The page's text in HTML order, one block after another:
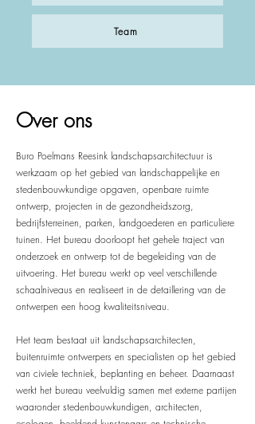
Team
Over ons
Buro Poelmans Reesink landschapsarchitectuur is
werkzaam op het gebied van landschappelijke en
stedenbouwkundige opgaven, openbare ruimte
ontwerp, projecten in de gezondheidszorg,
bedrijfsterreinen, parken, landgoederen en particuliere
tuinen. Het bureau doorloopt het gehele traject van
onderzoek en ontwerp tot de begeleiding van de
uitvoering. Het bureau werkt op veel verschillende
schaalniveaus en realiseert in de detaillering van de
ontwerpen een hoog kwaliteitsniveau.
Het team bestaat uit landschapsarchitecten,
buitenruimte ontwerpers en specialisten op het gebied
van civiele techniek, beplanting en beheer. Daarnaast
werkt het bureau veelvuldig samen met externe partijen
waaronder stedenbouwkundigen, architecten,